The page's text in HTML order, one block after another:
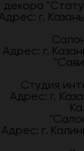
декора
г.
Адрес: г.
Студия
Адрес: г.
Адрес: г.